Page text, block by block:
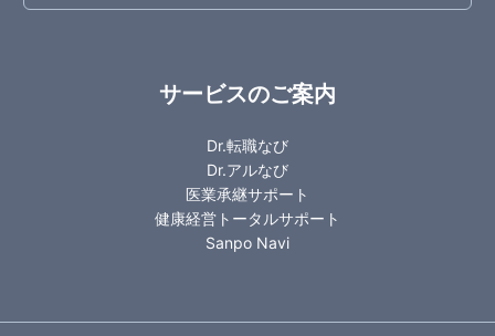
サービスのご案内
Dr.転職なび
Dr.アルなび
医業承継サポート
健康経営トータルサポート
Sanpo Navi